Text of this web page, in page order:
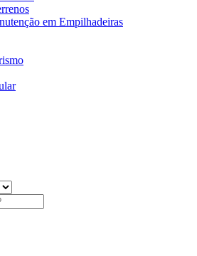
em Empilhadeiras